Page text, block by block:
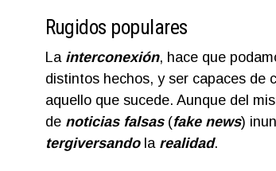
Rugidos populares
La interconexión, hace que
distintos hechos, y ser capaces de
aquello que sucede. Aunque del
de noticias falsas(fake news)
tergiversando larealidad.